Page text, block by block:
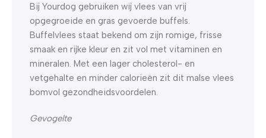
Bij Yourdog gebruiken wij vlees van vrij
opgegroeide en gras gevoerde buffels.
Buffelvlees staat bekend om zijn romige, frisse
smaak en rijke kleur en zit vol met vitaminen en
mineralen. Met een lager cholesterol- en
vetgehalte en minder calorieën zit dit malse vlees
bomvol gezondheidsvoordelen.
Gevogelte